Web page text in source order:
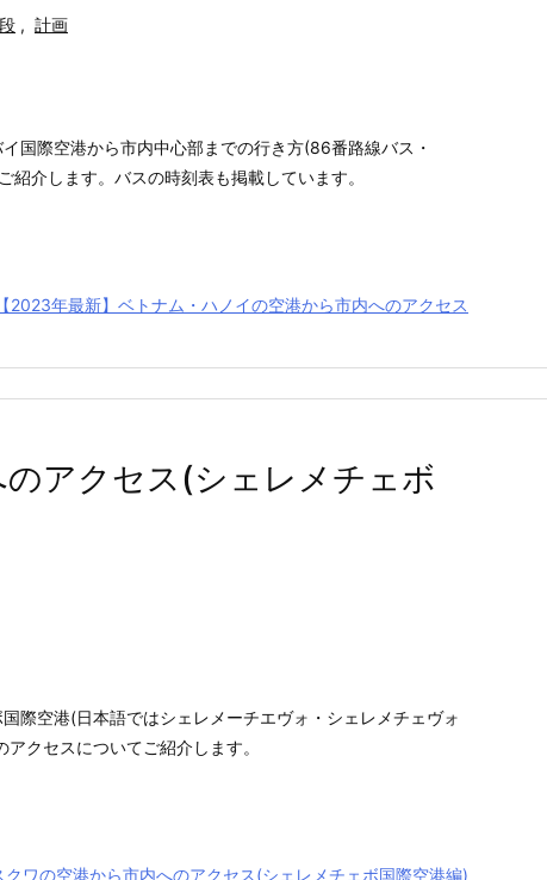
, 計画
国際空港から市内中心部までの行き方(86番路線バス・
紹介します。バスの時刻表も掲載しています。
2023年最新】ベトナム・ハノイの空港から市内へのアクセス
アクセス(シェレメチェボ
際空港(日本語ではシェレメーチエヴォ・シェレメチェヴォ
クセスについてご紹介します。
クワの空港から市内へのアクセス(シェレメチェボ国際空港編)